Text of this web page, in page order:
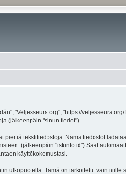
"Veljesseura.org", "https://
(jälkeenpäin "sinun tiedot").
tekstitiedostoja. Nämä tiedostot
(jälkeenpäin "istunto id") Saat
käyttökokemustasi.
ulkopuolella. Tämä on tarkoitettu vain niille